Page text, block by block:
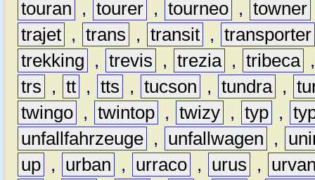
touran , tourer , tourneo , towner
trajet , trans , transit , transporter
trekking
, trevis , trezia , tribeca
trs
, tt , tts , tucson , tundra ,
twingo , twintop , twizy , typ ,
unfallfahrzeuge , unfallwagen ,
up , urban , urraco , urus ,